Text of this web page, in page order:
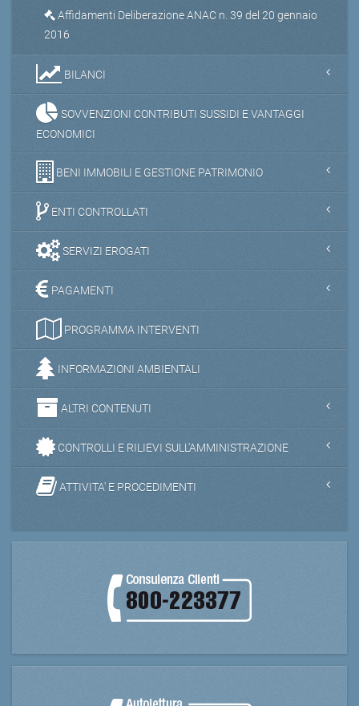
Affidamenti Deliberazione ANAC n. 39 del 20 gennaio
2016
BILANCI
SOVVENZIONI CONTRIBUTI SUSSIDI E VANTAGGI
ECONOMICI
BENI IMMOBILI E GESTIONE PATRIMONIO
ENTI CONTROLLATI
SERVIZI EROGATI
PAGAMENTI
PROGRAMMA INTERVENTI
INFORMAZIONI AMBIENTALI
ALTRI CONTENUTI
CONTROLLI E RILIEVI SULL'AMMINISTRAZIONE
ATTIVITA' E PROCEDIMENTI